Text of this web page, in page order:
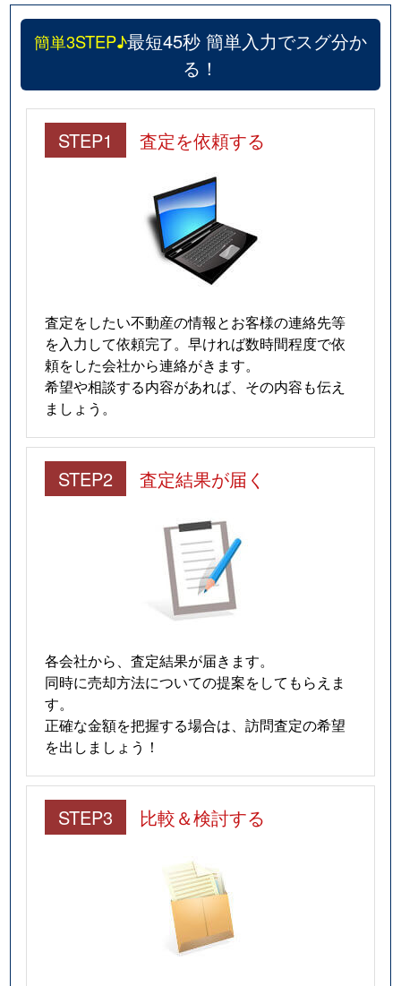
簡単3STEP♪最短45秒 簡単入力でスグ分か
る！
STEP1 査定を依頼する
査定をしたい不動産の情報とお客様の連絡先等
を入力して依頼完了。早ければ数時間程度で依
頼をした会社から連絡がきます。
希望や相談する内容があれば、その内容も伝え
ましょう。
STEP2 査定結果が届く
各会社から、査定結果が届きます。
同時に売却方法についての提案をしてもらえま
す。
正確な金額を把握する場合は、訪問査定の希望
を出しましょう！
STEP3 比較＆検討する